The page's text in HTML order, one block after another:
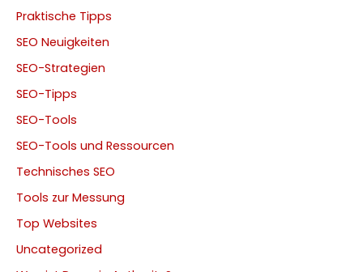
Praktische Tipps
SEO Neuigkeiten
SEO-Strategien
SEO-Tipps
SEO-Tools
SEO-Tools und Ressourcen
Technisches SEO
Tools zur Messung
Top Websites
Uncategorized